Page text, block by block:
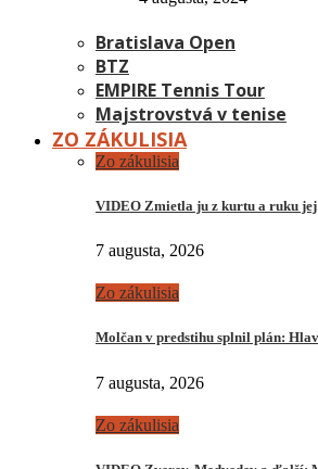
Bratislava Open
BTZ
EMPIRE Tennis Tour
Majstrovstvá v tenise
ZO ZÁKULISIA
Zo zákulisia
VIDEO Zmietla ju z kurtu a ruku
7 augusta, 2026
Zo zákulisia
Molčan v predstihu splnil plán:
7 augusta, 2026
Zo zákulisia